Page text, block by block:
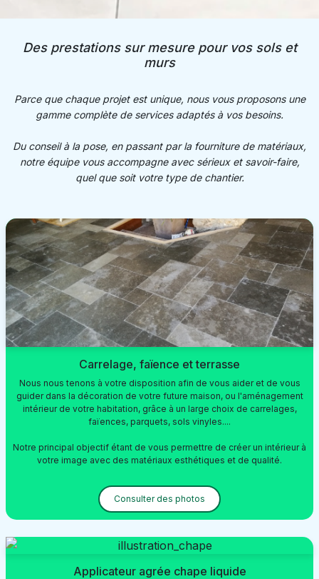
Des prestations sur mesure pour vos sols et
murs
Parce que chaque projet est unique, nous vous proposons une
gamme complète de services adaptés à vos besoins.
Du conseil à la pose, en passant par la fourniture de matériaux,
notre équipe vous accompagne avec sérieux et savoir-faire,
quel que soit votre type de chantier.
Carrelage, faïence et terrasse
Nous nous tenons à votre disposition afin de vous aider et de vous
guider dans la décoration de votre future maison, ou l'aménagement
intérieur de votre habitation, grâce à un large choix de carrelages,
faïences, parquets, sols vinyles....
Notre principal objectif étant de vous permettre de créer un intérieur à
votre image avec des matériaux esthétiques et de qualité.
Consulter des photos
Applicateur agrée chape liquide